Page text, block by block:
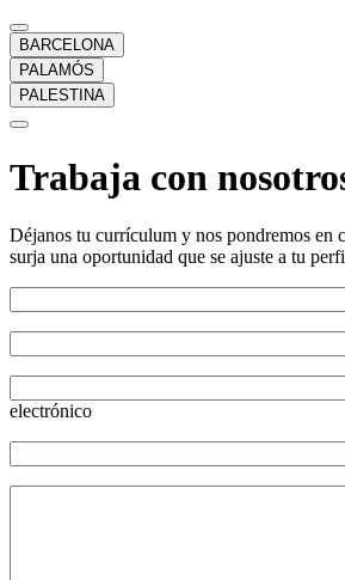
BARCELONA
PALAMÓS
PALESTINA
Trabaja con
Déjanos tu currículum y nos pondremos en
surja una oportunidad que se ajuste a tu
electrónico